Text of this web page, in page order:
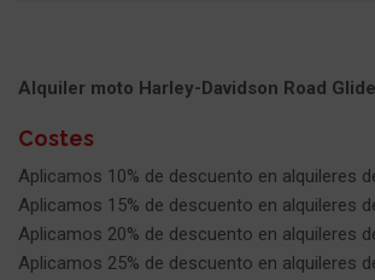
Alquiler moto Harley-Davidson Road Glide
Costes
Aplicamos 10% de descuento en alquileres
Aplicamos 15% de descuento en alquileres
Aplicamos 20% de descuento en alquileres
Aplicamos 25% de descuento en alquileres